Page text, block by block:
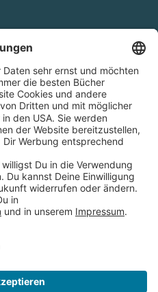
€ Bestellwert innerhalb
Deutschlands
Blumenstraße 36, D-70182